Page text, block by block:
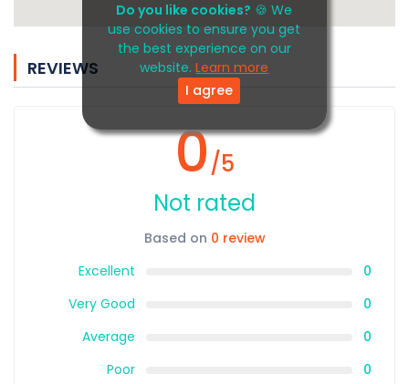
Do you like cookies? 🍪 We
use cookies to ensure you get
the best experience on our
website.Learn more
I agree
REVIEWS
0/5
Not rated
Based on 0 review
Excellent
0
Very Good
0
Average
0
Poor
0